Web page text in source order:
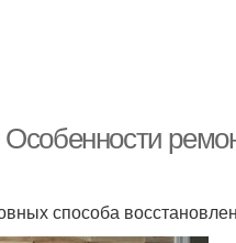
способа